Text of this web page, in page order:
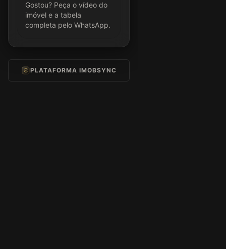
Gostou? Peça o vídeo do
imóvel e a tabela
completa pelo WhatsApp.
PLATAFORMA IMOBSYNC